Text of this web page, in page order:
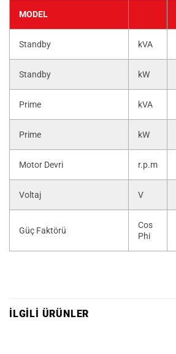
MODEL
Standby kVA
Standby kW
Prime kVA
Prime kW
Motor Devri r.p.m
Voltaj V
Güç Faktörü
Cos
Phi
İLGILI ÜRÜNLER